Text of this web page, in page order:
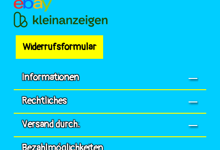
Widerrufsformular
Informationen
Rechtliches
Versand durch: